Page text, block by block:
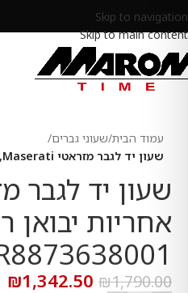
Skip to navigation
Skip to main content
עמוד הבית/שעוני גברים/
שעון יד לגבר מזראטי Maserati, אחריות יבואן רשמי R8873638001
אחריות יבואן
₪1,790.00
₪1,342.50